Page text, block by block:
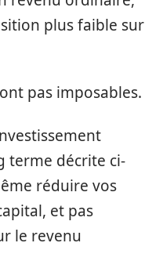
plus faible sur
pas imposables.
terme décrite ci-
réduire vos
et pas
le revenu